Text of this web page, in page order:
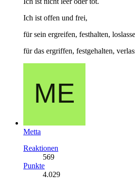
Ich ist offen und frei,
für sein ergreifen, festhalten,
für das ergriffen, festgehalten,
Metta
Reaktionen
569
Punkte
4.029